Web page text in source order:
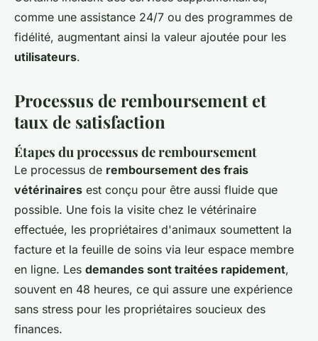
comme une assistance 24/7 ou des programmes de
fidélité, augmentant ainsi la valeur ajoutée pour les
utilisateurs.
Processus de remboursement et
taux de satisfaction
Étapes du processus de remboursement
Le processus de remboursement des frais
vétérinaires est conçu pour être aussi fluide que
possible. Une fois la visite chez le vétérinaire
effectuée, les propriétaires d'animaux soumettent la
facture et la feuille de soins via leur espace membre
en ligne. Les demandes sont traitées rapidement,
souvent en 48 heures, ce qui assure une expérience
sans stress pour les propriétaires soucieux des
finances.